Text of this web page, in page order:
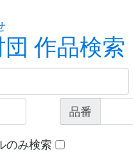
作品検索
品番
のみ検索